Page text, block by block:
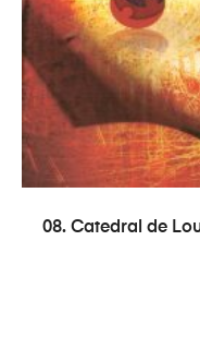
08. Catedral de